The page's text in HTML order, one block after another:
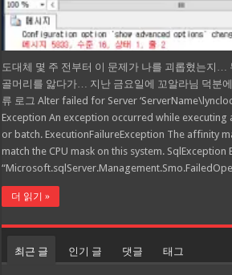
도대체 몇 주 전부터 이 문제가 나를 괴롭혔는지…
골머리를 앓다가… 지난 금요일에 꼬알라님 덕분
류 로그 Alter failed for Server
Exception An exception occurred while executing
or batch. ExecutionFailureException The affinity
match the CPU mask on this system.
더 읽기 »
최근 글 인기 글 댓글 태그